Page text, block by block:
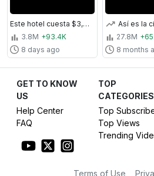
Este hotel cuesta $3,800 dólares por noche (y es una basura)
3.8M +93.4K
8 days ago
27.8M
8 months
GET TO KNOW
US
Help Center
FAQ
TOP
CATEGORIES
Top
Top Views
Trending
Terms of Use